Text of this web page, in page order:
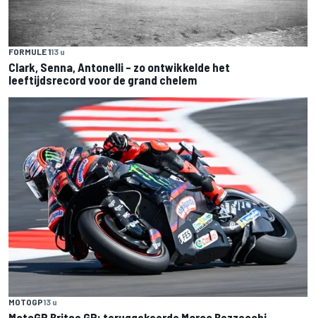
FORMULE 113 u
Clark, Senna, Antonelli – zo ontwikkelde het
leeftijdsrecord voor de grand chelem
MOTOGP13 u